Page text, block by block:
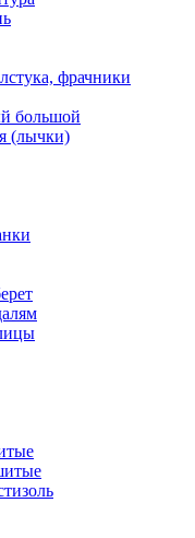
фрачники
большой
(лычки)